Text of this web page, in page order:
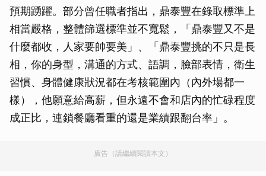
預期踴躍。部分曾任職者指出，鼎泰豐在錄取標準上
相當嚴格，整體篩選標準並不寬鬆，「鼎泰豐又不是
什麼都收，人家要帥要美」、「鼎泰豐挑的不只是長
相，你的身型，溝通的方式、語調，臉部表情，衛生
習慣、身體健康狀況都在考核範圍內（內外場都一
樣），他願意給高薪，但永遠不會和店內的忙碌程度
成正比，連鎖餐廳看重的還是業績跟翻台率」。
廣告（請繼續閱讀本文）